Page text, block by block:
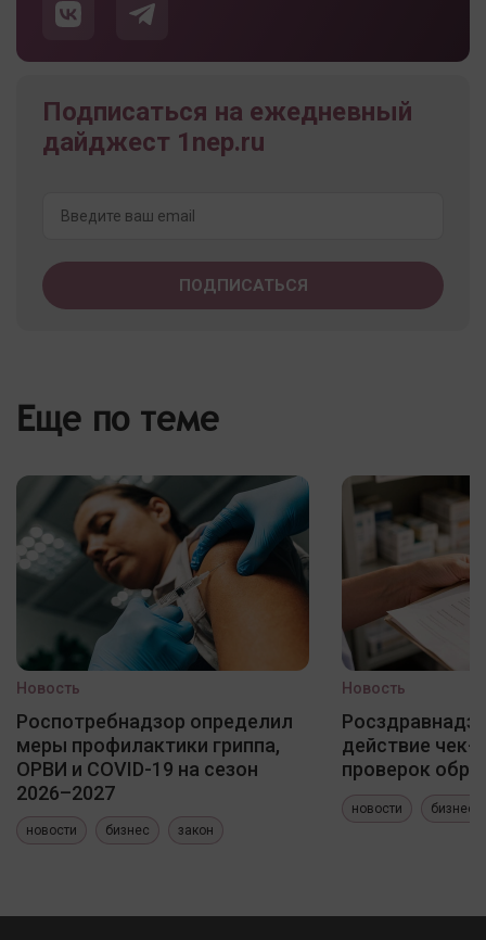
Подписаться на ежедневный
дайджест 1nep.ru
Еще по теме
Новость
Роспотребнадзор определил
меры профилактики гриппа,
ОРВИ и COVID-19 на сезон
2026–2027
новости бизнес закон
Новость
действие чек-
проверок
новости бизнес